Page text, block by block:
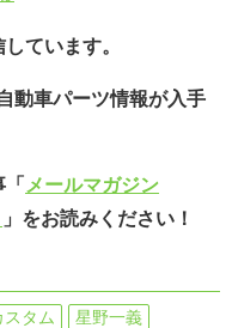
ています。
動車パーツ情報が入手
「 メールマガジン
」をお読みください！
スタム
星野一義